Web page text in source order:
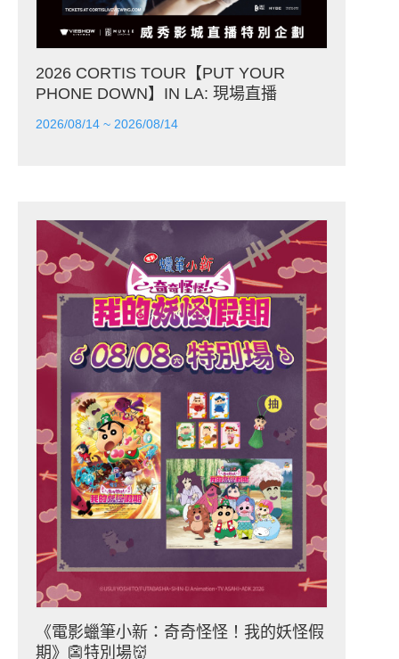
2026 CORTIS TOUR【PUT YOUR
PHONE DOWN】IN LA: 現場直播
2026/08/14 ~ 2026/08/14
《電影蠟筆小新：奇奇怪怪！我的妖怪假
期》👺特別場👹